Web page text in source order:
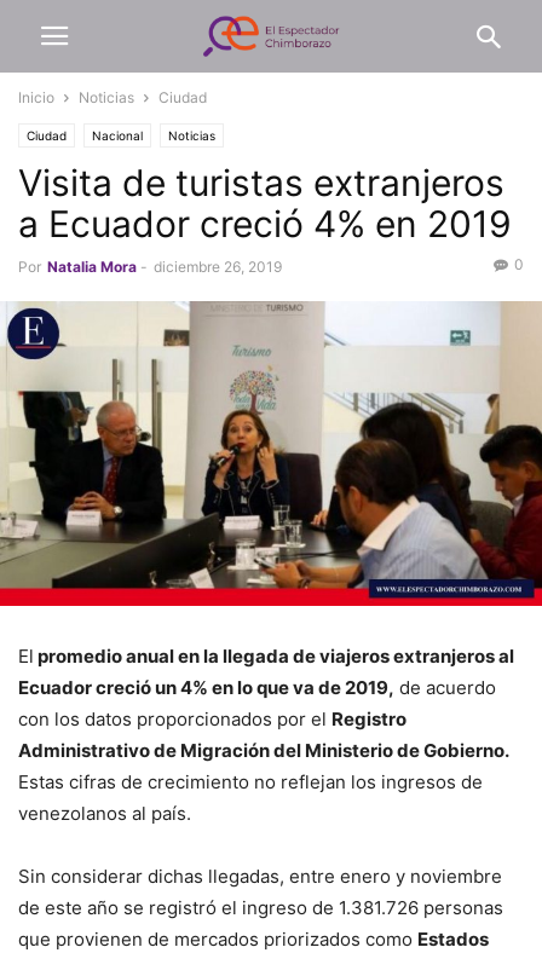
Inicio Noticias Ciudad
Ciudad Nacional Noticias
Visita de turistas extranjeros
a Ecuador creció 4% en 2019
Por Natalia Mora - diciembre 26, 2019 0
El promedio anual en la llegada de viajeros extranjeros al
Ecuador creció un 4% en lo que va de 2019, de acuerdo
con los datos proporcionados por el Registro
Administrativo de Migración del Ministerio de Gobierno.
Estas cifras de crecimiento no reflejan los ingresos de
venezolanos al país.
Sin considerar dichas llegadas, entre enero y noviembre
de este año se registró el ingreso de 1.381.726 personas
que provienen de mercados priorizados como Estados